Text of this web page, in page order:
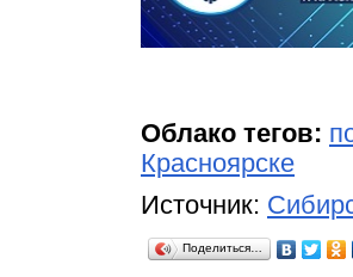
Облако тегов:
Красноярске
Источник:
Поделиться…